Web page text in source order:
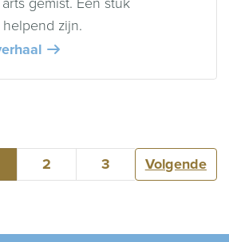
zijn.
2 3 Volgende